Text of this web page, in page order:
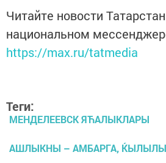
Читайте новости
национальном
https://max.ru/tatmedia
Теги:
МЕНДЕЛЕЕВСК ЯЋАЛЫКЛАРЫ
АШЛЫКНЫ – АМБАРГА,